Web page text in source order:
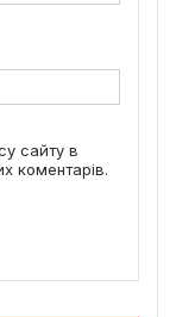
сайту в
коментарів.